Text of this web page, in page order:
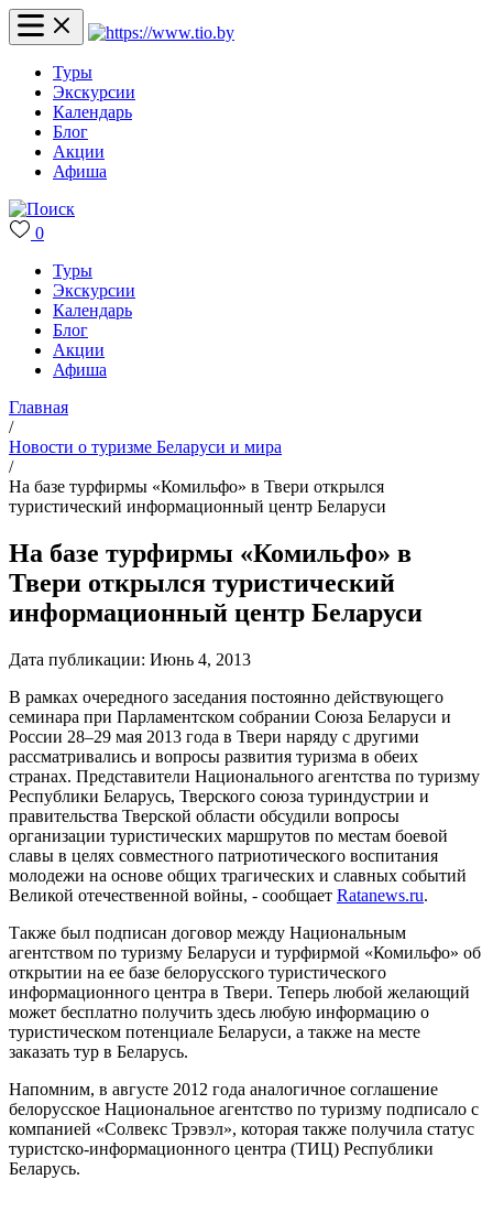
Туры
Экскурсии
Календарь
Блог
Акции
Афиша
0
Туры
Экскурсии
Календарь
Блог
Акции
Афиша
Главная
/
Новости о туризме Беларуси и мира
/
На базе турфирмы «Комильфо» в Твери открылся
туристический информационный центр Беларуси
На базе турфирмы «Комильфо» в
Твери открылся туристический
информационный центр Беларуси
Дата публикации: Июнь 4, 2013
В рамках очередного заседания постоянно действующего
семинара при Парламентском собрании Союза Беларуси и
России 28–29 мая 2013 года в Твери наряду с другими
рассматривались и вопросы развития туризма в обеих
странах. Представители Национального агентства по туризму
Республики Беларусь, Тверского союза туриндустрии и
правительства Тверской области обсудили вопросы
организации туристических маршрутов по местам боевой
славы в целях совместного патриотического воспитания
молодежи на основе общих трагических и славных событий
Великой отечественной войны, - сообщает Ratanews.ru.
Также был подписан договор между Национальным
агентством по туризму Беларуси и турфирмой «Комильфо» об
открытии на ее базе белорусского туристического
информационного центра в Твери. Теперь любой желающий
может бесплатно получить здесь любую информацию о
туристическом потенциале Беларуси, а также на месте
заказать тур в Беларусь.
Напомним, в августе 2012 года аналогичное соглашение
белорусское Национальное агентство по туризму подписало с
компанией «Солвекс Трэвэл», которая также получила статус
туристско-информационного центра (ТИЦ) Республики
Беларусь.